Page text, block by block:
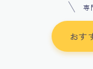
専
おす